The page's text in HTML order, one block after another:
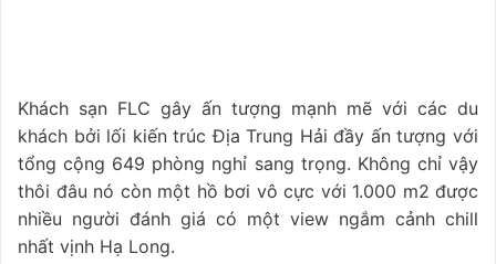
Khách sạn FLC gây ấn tượng mạnh mẽ với các du
khách bởi lối kiến trúc Địa Trung Hải đầy ấn tượng với
tổng cộng 649 phòng nghỉ sang trọng. Không chỉ vậy
thôi đâu nó còn một hồ bơi vô cực với 1.000 m2 được
nhiều người đánh giá có một view ngắm cảnh chill
nhất vịnh Hạ Long.